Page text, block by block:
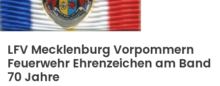
LFV Mecklenburg Vorpommern
Feuerwehr Ehrenzeichen am Band
70 Jahre